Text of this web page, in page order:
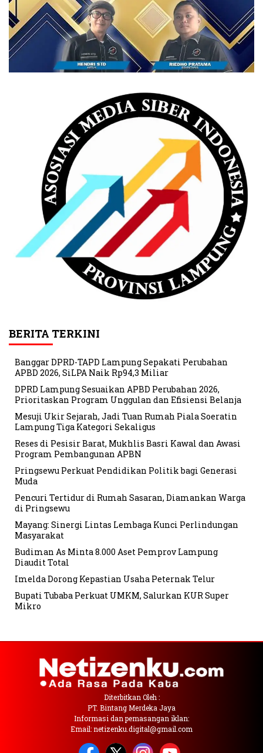
BERITA TERKINI
Banggar DPRD-TAPD Lampung Sepakati Perubahan
APBD 2026, SiLPA Naik Rp94,3 Miliar
DPRD Lampung Sesuaikan APBD Perubahan 2026,
Prioritaskan Program Unggulan dan Efisiensi Belanja
Mesuji Ukir Sejarah, Jadi Tuan Rumah Piala Soeratin
Lampung Tiga Kategori Sekaligus
Reses di Pesisir Barat, Mukhlis Basri Kawal dan Awasi
Program Pembangunan APBN
Pringsewu Perkuat Pendidikan Politik bagi Generasi
Muda
Pencuri Tertidur di Rumah Sasaran, Diamankan Warga
di Pringsewu
Mayang: Sinergi Lintas Lembaga Kunci Perlindungan
Masyarakat
Budiman As Minta 8.000 Aset Pemprov Lampung
Diaudit Total
Imelda Dorong Kepastian Usaha Peternak Telur
Bupati Tubaba Perkuat UMKM, Salurkan KUR Super
Mikro
Diterbitkan Oleh :
PT. Bintang Merdeka Jaya
Informasi dan pemasangan iklan:
Email: netizenku.digital@gmail.com